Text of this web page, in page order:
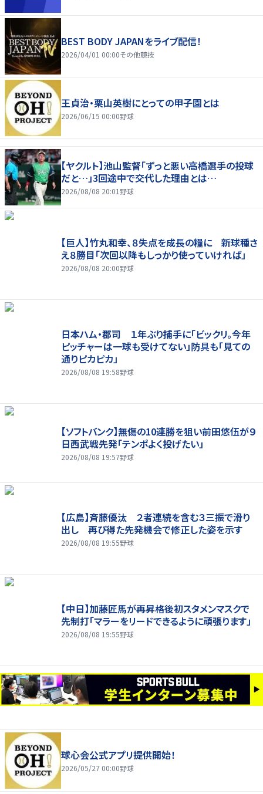
BEST BODY JAPANをライブ配信！
2026/04/01 00:00その他競技
王貞治・栗山英樹にとっての甲子園とは
2026/06/15 00:00野球
【ヤクルト】池山監督「ずっと悪い高橋選手の投球
だと…」3回途中で交代した理由とは…
2026/08/08 20:01 野球
【巨人】竹丸和幸、８失点を成長の糧に 新球種さ
え８勝目「次回以降もしっかり使っていければ」
2026/08/08 20:00野球
日本ハム・郡司 １年ぶり捕手に「ビックリ。今年
ピッチャーは一球も受けてない」防具も「見ての
通りピカピカ」
2026/08/08 19:58野球
【ソフトバンク】無傷の10連勝を狙い前田悠伍が９
日西武戦先発「テンポよく投げたい」
2026/08/08 19:57野球
【広島】斉藤優汰 ２者連続を含む３三振で滑り
出し 再び得た先発機会で修正した姿を示す
2026/08/08 19:55野球
【中日】加藤匠馬が再昇格後初スタメンマスクで
先制打「マラーをリードできるように頑張ります」
2026/08/08 19:55野球
球心会公式アプリ提供開始！
2026/05/27 00:00野球